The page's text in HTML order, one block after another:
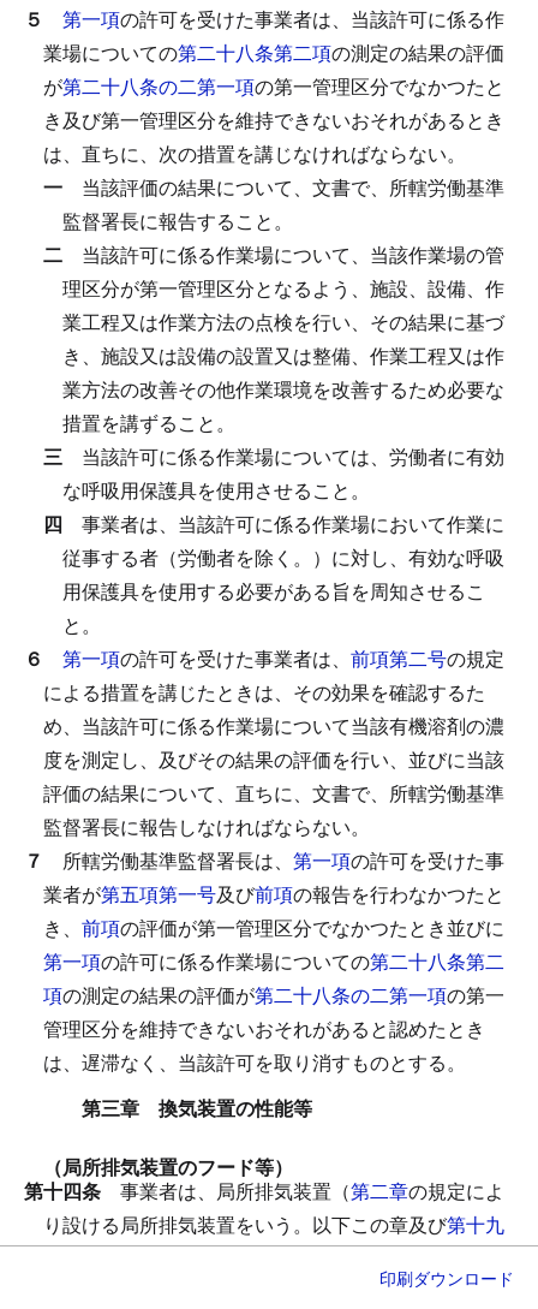
５
第一項の許可を受けた事業者は、当該許可に係る作
業場についての第二十八条第二項の測定の結果の評価
が第二十八条の二第一項の第一管理区分でなかつたと
き及び第一管理区分を維持できないおそれがあるとき
は、直ちに、次の措置を講じなければならない。
一
当該評価の結果について、文書で、所轄労働基準
監督署長に報告すること。
二
当該許可に係る作業場について、当該作業場の管
理区分が第一管理区分となるよう、施設、設備、作
業工程又は作業方法の点検を行い、その結果に基づ
き、施設又は設備の設置又は整備、作業工程又は作
業方法の改善その他作業環境を改善するため必要な
措置を講ずること。
三
当該許可に係る作業場については、労働者に有効
な呼吸用保護具を使用させること。
四
事業者は、当該許可に係る作業場において作業に
従事する者（労働者を除く。）に対し、有効な呼吸
用保護具を使用する必要がある旨を周知させるこ
と。
６
第一項の許可を受けた事業者は、 前項第二号の規定
による措置を講じたときは、その効果を確認するた
め、当該許可に係る作業場について当該有機溶剤の濃
度を測定し、及びその結果の評価を行い、並びに当該
評価の結果について、直ちに、文書で、所轄労働基準
監督署長に報告しなければならない。
７
所轄労働基準監督署長は、 第一項の許可を受けた事
業者が第五項第一号及び前項の報告を行わなかつたと
き、 前項の評価が第一管理区分でなかつたとき並びに
第一項の許可に係る作業場についての第二十八条第二
項の測定の結果の評価が第二十八条の二第一項の第一
管理区分を維持できないおそれがあると認めたとき
は、遅滞なく、当該許可を取り消すものとする。
第三章 換気装置の性能等
（局所排気装置のフード等）
第十四条
事業者は、局所排気装置（第二章の規定によ
り設ける局所排気装置をいう。以下この章及び第十九
次に定めるところに適合するものとしなければならな
印刷ダウンロード